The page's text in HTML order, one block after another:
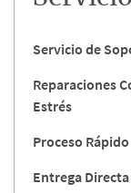
Servicio de
Reparaciones
Estrés
Proceso
Entrega